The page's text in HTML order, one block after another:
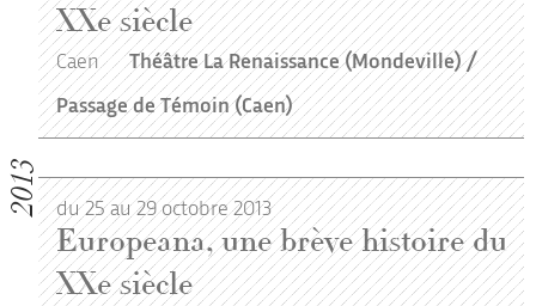
XXe siècle
Caen
Théâtre La Renaissance (Mondeville) /
Passage de Témoin (Caen)
2013 du 25 au 29 octobre 2013
Europeana, une brève histoire du
XXe siècle